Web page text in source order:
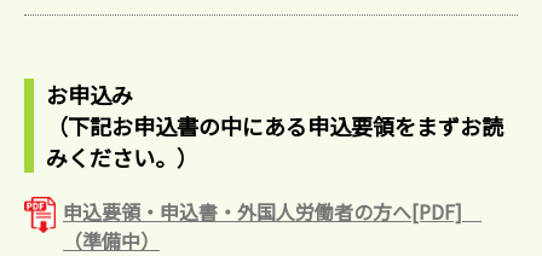
お申込み
（下記お申込書の中にある申込要領をまずお読
みください。）
申込要領・申込書・外国人労働者の方へ[PDF]
（準備中）